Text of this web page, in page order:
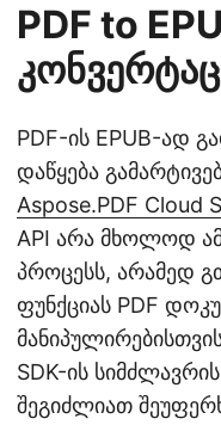
PDF to
PDF-ის EPUB-ად
დაწყება
Aspose.PDF Cloud
API არა მხოლოდ
პროცესს, არამედ
ფუნქციას PDF
SDK-ის
შეგიძლიათ